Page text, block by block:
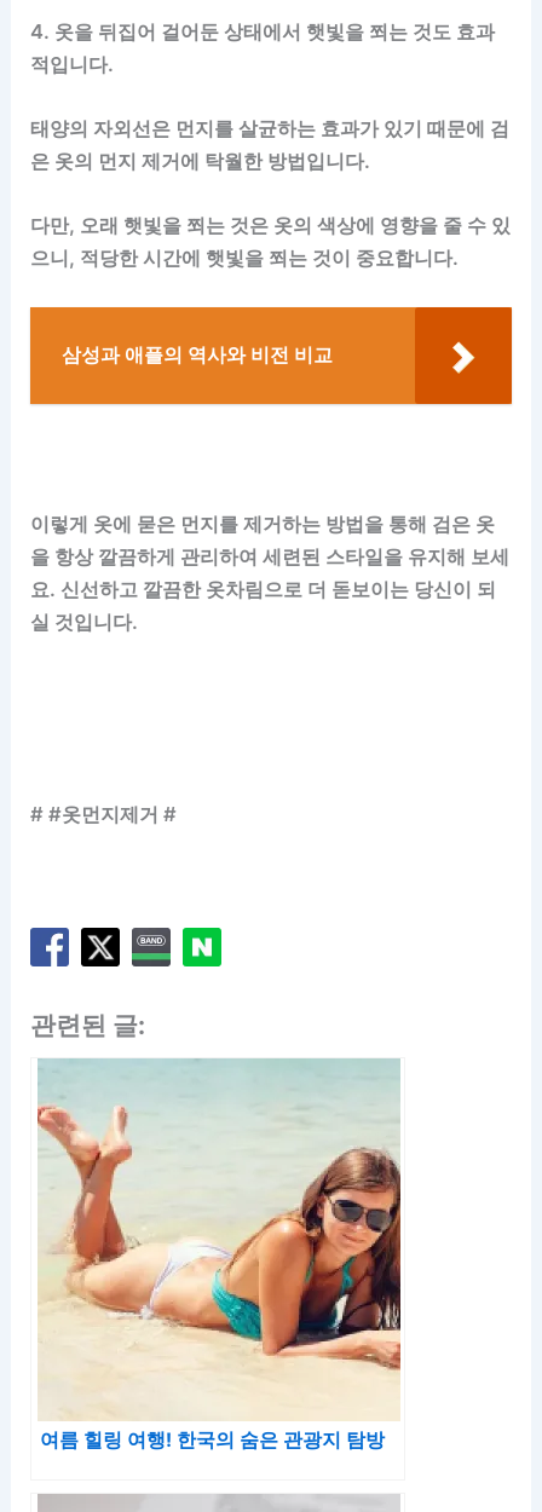
4. 옷을 뒤집어 걸어둔 상태에서 햇빛을 쬐는 것도 효과
적입니다.
태양의 자외선은 먼지를 살균하는 효과가 있기 때문에 검
은 옷의 먼지 제거에 탁월한 방법입니다.
다만, 오래 햇빛을 쬐는 것은 옷의 색상에 영향을 줄 수 있
으니, 적당한 시간에 햇빛을 쬐는 것이 중요합니다.
삼성과 애플의 역사와 비전 비교
이렇게 옷에 묻은 먼지를 제거하는 방법을 통해 검은 옷
을 항상 깔끔하게 관리하여 세련된 스타일을 유지해 보세
요. 신선하고 깔끔한 옷차림으로 더 돋보이는 당신이 되
실 것입니다.
# #옷먼지제거 #
관련된 글:
여름 힐링 여행! 한국의 숨은 관광지 탐방